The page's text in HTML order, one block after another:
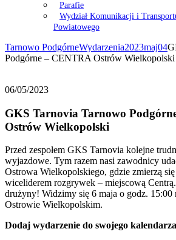
Parafie
Wydział Komunikacji i
Powiatowego
Tarnowo PodgórneWydarzenia2023maj04
Podgórne – CENTRA Ostrów Wielkopolski
06/05/2023
GKS Tarnovia Tarnowo
Ostrów Wielkopolski
Przed zespołem GKS Tarnovia kolejne
wyjazdowe. Tym razem nasi zawodnicy
Ostrowa Wielkopolskiego, gdzie zmierzą
wiceliderem rozgrywek – miejscową
drużyny! Widzimy się 6 maja o godz. 15:00
Ostrowie Wielkopolskim.
Dodaj wydarzenie do swojego